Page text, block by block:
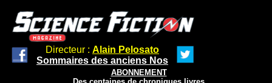
Directeur : Alain Pelosato
Sommaires des anciens Nos
ABONNEMENT